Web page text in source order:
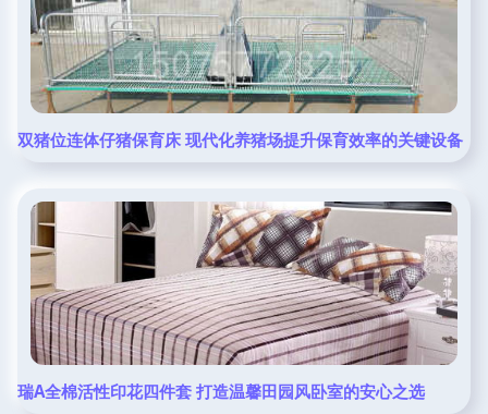
双猪位连体仔猪保育床 现代化养猪场提升保育效率的关键设备
瑞A全棉活性印花四件套 打造温馨田园风卧室的安心之选